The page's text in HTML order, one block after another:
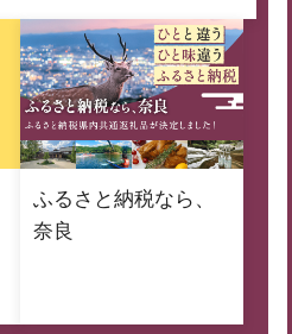
ふるさと納税なら、
奈良